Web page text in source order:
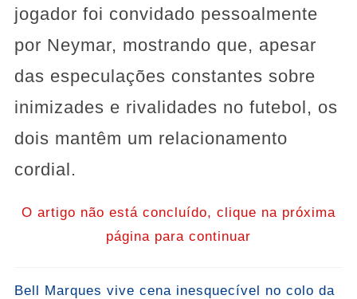
jogador foi convidado pessoalmente
por Neymar, mostrando que, apesar
das especulações constantes sobre
inimizades e rivalidades no futebol, os
dois mantêm um relacionamento
cordial.
O artigo não está concluído, clique na próxima
página para continuar
Bell Marques vive cena inesquecível no colo da